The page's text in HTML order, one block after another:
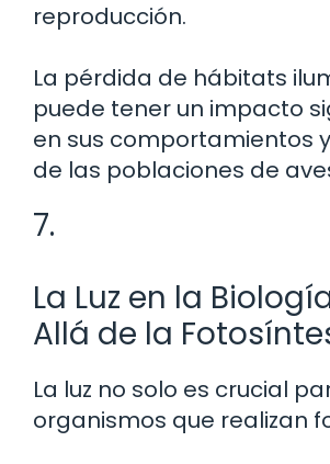
reproducción.
La pérdida de hábitats
puede tener un impacto
en sus comportamientos
de las poblaciones de
7.
La Luz en la
Allá de la
La luz no solo es crucial
organismos que realizan